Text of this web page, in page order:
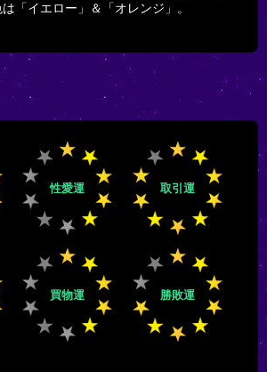
「イエロー」＆「オレンジ」。
性愛運 取引運
買物運 勝敗運